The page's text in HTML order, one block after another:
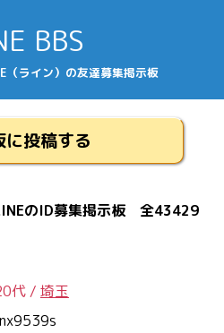
BBS
ライン）の友達募集掲示板
に投稿する
のID募集掲示板 全43429
代 / 埼玉